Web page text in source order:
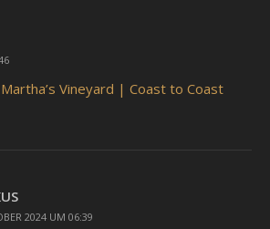
Vineyard | Coast to Coast
2024 UM 06:39